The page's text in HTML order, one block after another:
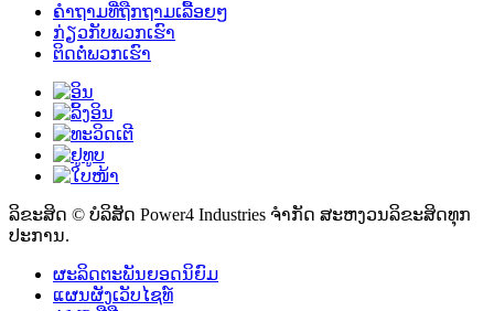
ຄຳຖາມທີ່ຖືກຖາມເລື້ອຍໆ
ກ່ຽວກັບພວກເຮົາ
ຕິດຕໍ່ພວກເຮົາ
ລິຂະສິດ © ບໍລິສັດ Power4 Industries ຈຳກັດ ສະຫງວນລິຂະສິດທຸກ
ປະການ.
ຜະລິດຕະພັນຍອດນິຍົມ
ແຜນຜັງເວັບໄຊທ໌